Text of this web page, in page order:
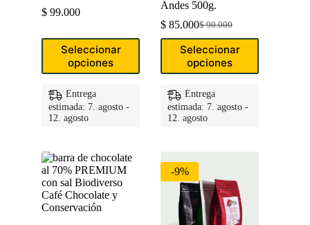
$ 99.000
Seleccionar
opciones
Este
producto
variantes.
Las
opciones
elegir
en
la
página
de
Entrega
estimada: 7. agosto -
12. agosto
Andes 500g.
$90.000
Original
price
was:
$ 90.000.
$ 85.000Current
price
is:
$ 85.000.
Seleccionar
opciones
Este
producto
variantes.
Las
opciones
la
página
producto
Entrega
estimada: 7. agosto -
12. agosto
-9%